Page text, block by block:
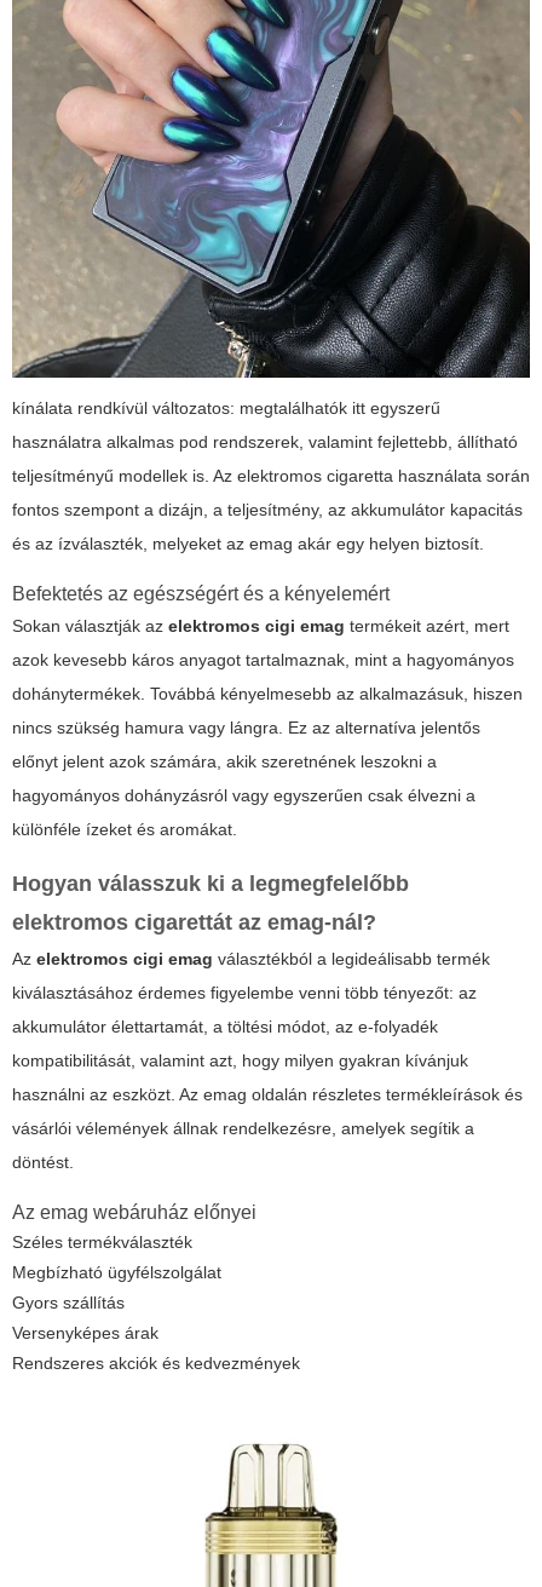
kínálata rendkívül változatos: megtalálhatók itt egyszerű
használatra alkalmas pod rendszerek, valamint fejlettebb, állítható
teljesítményű modellek is. Az elektromos cigaretta használata során
fontos szempont a dizájn, a teljesítmény, az akkumulátor kapacitás
és az ízválaszték, melyeket az emag akár egy helyen biztosít.
Befektetés az egészségért és a kényelemért
Sokan választják az elektromos cigi emag termékeit azért, mert
azok kevesebb káros anyagot tartalmaznak, mint a hagyományos
dohánytermékek. Továbbá kényelmesebb az alkalmazásuk, hiszen
nincs szükség hamura vagy lángra. Ez az alternatíva jelentős
előnyt jelent azok számára, akik szeretnének leszokni a
hagyományos dohányzásról vagy egyszerűen csak élvezni a
különféle ízeket és aromákat.
Hogyan válasszuk ki a legmegfelelőbb
elektromos cigarettát az emag-nál?
Az elektromos cigi emag választékból a legideálisabb termék
kiválasztásához érdemes figyelembe venni több tényezőt: az
akkumulátor élettartamát, a töltési módot, az e-folyadék
kompatibilitását, valamint azt, hogy milyen gyakran kívánjuk
használni az eszközt. Az emag oldalán részletes termékleírások és
vásárlói vélemények állnak rendelkezésre, amelyek segítik a
döntést.
Az emag webáruház előnyei
Széles termékválaszték
Megbízható ügyfélszolgálat
Gyors szállítás
Versenyképes árak
Rendszeres akciók és kedvezmények